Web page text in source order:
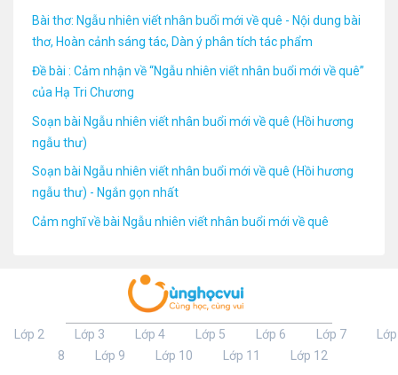
Bài thơ: Ngẫu nhiên viết nhân buổi mới về quê - Nội dung bài
thơ, Hoàn cảnh sáng tác, Dàn ý phân tích tác phẩm
Đề bài : Cảm nhận về “Ngẫu nhiên viết nhân buổi mới về quê”
của Hạ Tri Chương
Soạn bài Ngẫu nhiên viết nhân buổi mới về quê (Hồi hương
ngẫu thư)
Soạn bài Ngẫu nhiên viết nhân buổi mới về quê (Hồi hương
ngẫu thư) - Ngắn gọn nhất
Cảm nghĩ về bài Ngẫu nhiên viết nhân buổi mới về quê
Lớp 2 Lớp 3 Lớp 4 Lớp 5 Lớp 6 Lớp 7
Lớp
8
Lớp 9 Lớp 10 Lớp 11 Lớp 12